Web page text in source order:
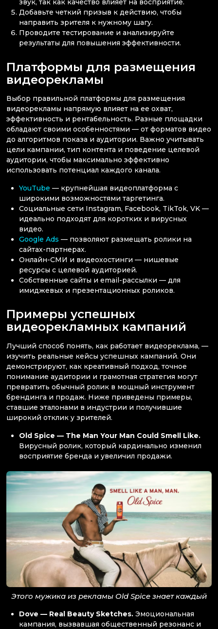
звук, так как качество влияет на восприятие.
Добавьте четкий призыв к действию, чтобы
направить зрителя к нужному шагу.
Проводите тестирование и анализируйте
результаты для повышения эффективности.
Платформы для размещения
видеорекламы
Выбор правильной платформы для размещения
видеорекламы напрямую влияет на ее охват,
эффективность и рентабельность. Разные площадки
обладают своими особенностями — от форматов видео
до алгоритмов показа и аудитории. Важно учитывать
цели кампании, тип контента и поведение целевой
аудитории, чтобы максимально эффективно
использовать потенциал каждого канала.
YouTube — крупнейшая видеоплатформа с
широкими возможностями таргетинга.
Социальные сети Instagram, Facebook, TikTok, VK —
идеально подходят для коротких и вирусных
видео.
Google Ads — позволяют размещать ролики на
сайтах-партнерах.
Онлайн-СМИ и видеохостинги — нишевые
ресурсы с целевой аудиторией.
Собственные сайты и email-рассылки — для
имиджевых и презентационных роликов.
Примеры успешных
видеорекламных кампаний
Лучший способ понять, как работает видеореклама, —
изучить реальные кейсы успешных кампаний. Они
демонстрируют, как креативный подход, точное
понимание аудитории и грамотная стратегия могут
превратить обычный ролик в мощный инструмент
брендинга и продаж. Ниже приведены примеры,
ставшие эталонами в индустрии и получившие
широкий отклик у зрителей.
Old Spice — The Man Your Man Could Smell Like.
Вирусный ролик, который кардинально изменил
восприятие бренда и увеличил продажи.
Этого мужика из рекламы Old Spice знает каждый
Dove — Real Beauty Sketches.Эмоциональная
кампания, вызвавшая общественный резонанс и